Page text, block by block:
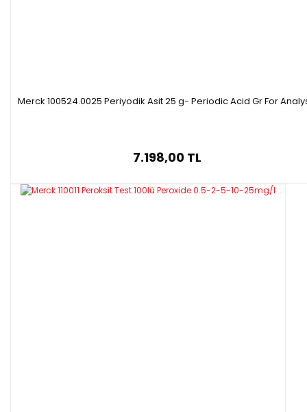
Merck 100524.0025 Periyodik Asit 25 g- Periodic Acid Gr For
7.198,00 TL